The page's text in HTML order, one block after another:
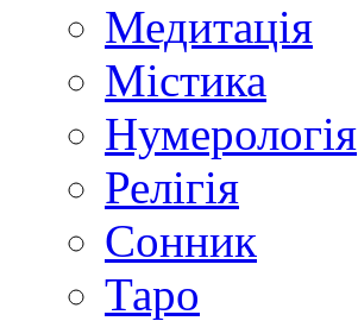
Медитація
Містика
Нумерологія
Релігія
Сонник
Таро